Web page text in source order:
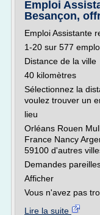
Emploi
Besançon,
Emploi Assistante
1-20 sur 577
Distance de la ville
40 kilomètres
Sélectionnez la
voulez trouver un
lieu
Orléans Rouen
France Nancy
59100 d'autres
Demandes
Afficher
Vous n'avez pas
Lire la suite